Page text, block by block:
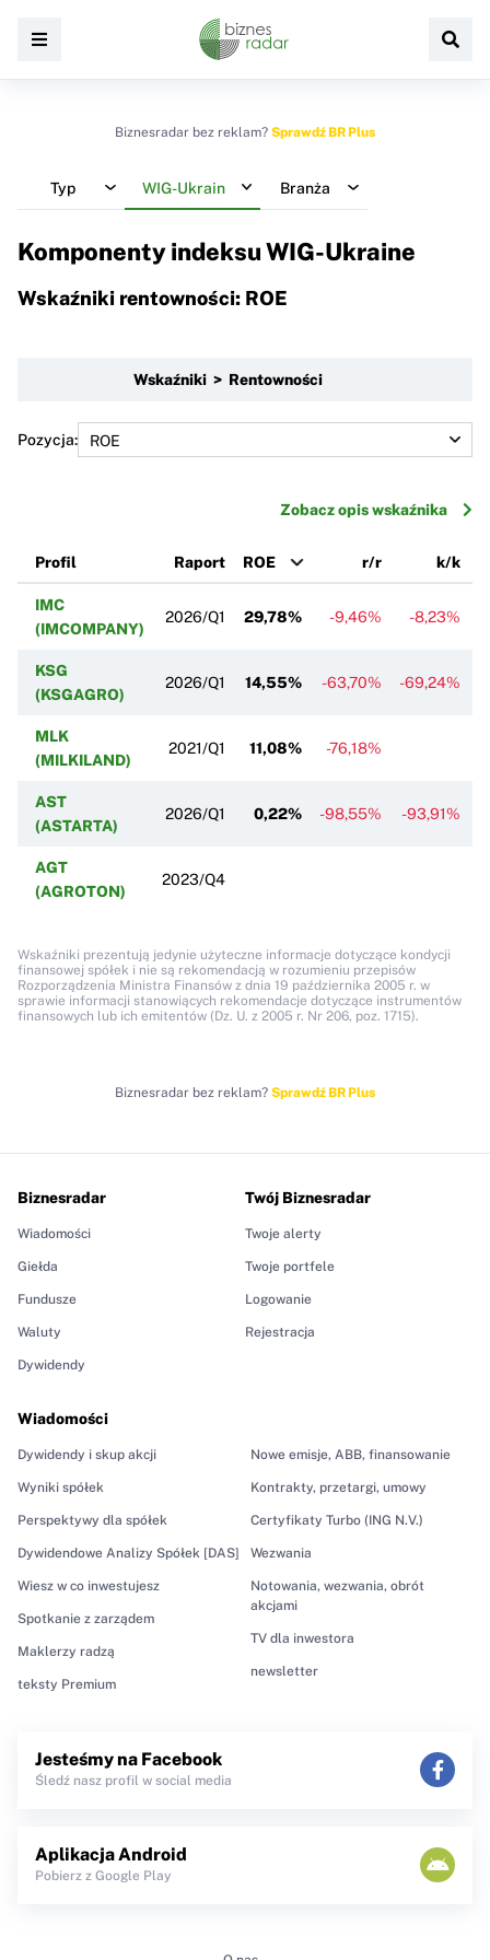
Biznesradar bez reklam? Sprawdź BR Plus
Typ WIG-Ukrain Branża
Komponenty indeksuWIG-Ukraine
Wskaźniki rentowności: ROE
Wskaźniki > Rentowności
Pozycja:
Zobacz opis wskaźnika
Profil Raport ROE r/r k/k
IMC
(IMCOMPANY)
2026/Q1 29,78% -9,46% -8,23%
KSG
(KSGAGRO)
2026/Q1 14,55% -63,70% -69,24%
MLK
(MILKILAND)
2021/Q1 11,08% -76,18%
AST
(ASTARTA)
2026/Q1 0,22% -98,55% -93,91%
AGT
(AGROTON)
2023/Q4
Wskaźniki prezentują jedynie użyteczne informacje dotyczące kondycji
finansowej spółek i nie są rekomendacją w rozumieniu przepisów
Rozporządzenia Ministra Finansów z dnia 19 października 2005 r. w
sprawie informacji stanowiących rekomendacje dotyczące instrumentów
finansowych lub ich emitentów (Dz. U. z 2005 r. Nr 206, poz. 1715).
Biznesradar bez reklam? Sprawdź BR Plus
Biznesradar
Wiadomości
Giełda
Fundusze
Waluty
Dywidendy
Wiadomości
Dywidendy i skup akcji
Wyniki spółek
Perspektywy dla spółek
Dywidendowe Analizy Spółek [DAS]
Wiesz w co inwestujesz
Spotkanie z zarządem
Maklerzy radzą
teksty Premium
Nowe emisje, ABB, finansowanie
Kontrakty, przetargi, umowy
Certyfikaty Turbo (ING N.V.)
Wezwania
Notowania, wezwania, obrót
akcjami
TV dla inwestora
newsletter
Twój Biznesradar
Twoje alerty
Twoje portfele
Logowanie
Rejestracja
Jesteśmy na Facebook
Śledź nasz profil w social media
Aplikacja Android
Pobierz z Google Play